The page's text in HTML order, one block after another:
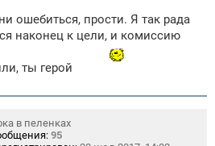
ошебиться, прости. Я так рада
наконец к цели, и комиссию
ты герой
в пеленках
95